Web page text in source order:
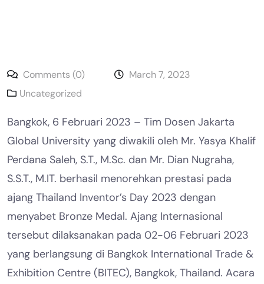
Comments (0)
March 7, 2023
Uncategorized
Bangkok, 6 Februari 2023 – Tim Dosen Jakarta
Global University yang diwakili oleh Mr. Yasya Khalif
Perdana Saleh, S.T., M.Sc. dan Mr. Dian Nugraha,
S.S.T., M.IT. berhasil menorehkan prestasi pada
ajang Thailand Inventor’s Day 2023 dengan
menyabet Bronze Medal. Ajang Internasional
tersebut dilaksanakan pada 02-06 Februari 2023
yang berlangsung di Bangkok International Trade &
Exhibition Centre (BITEC), Bangkok, Thailand. Acara